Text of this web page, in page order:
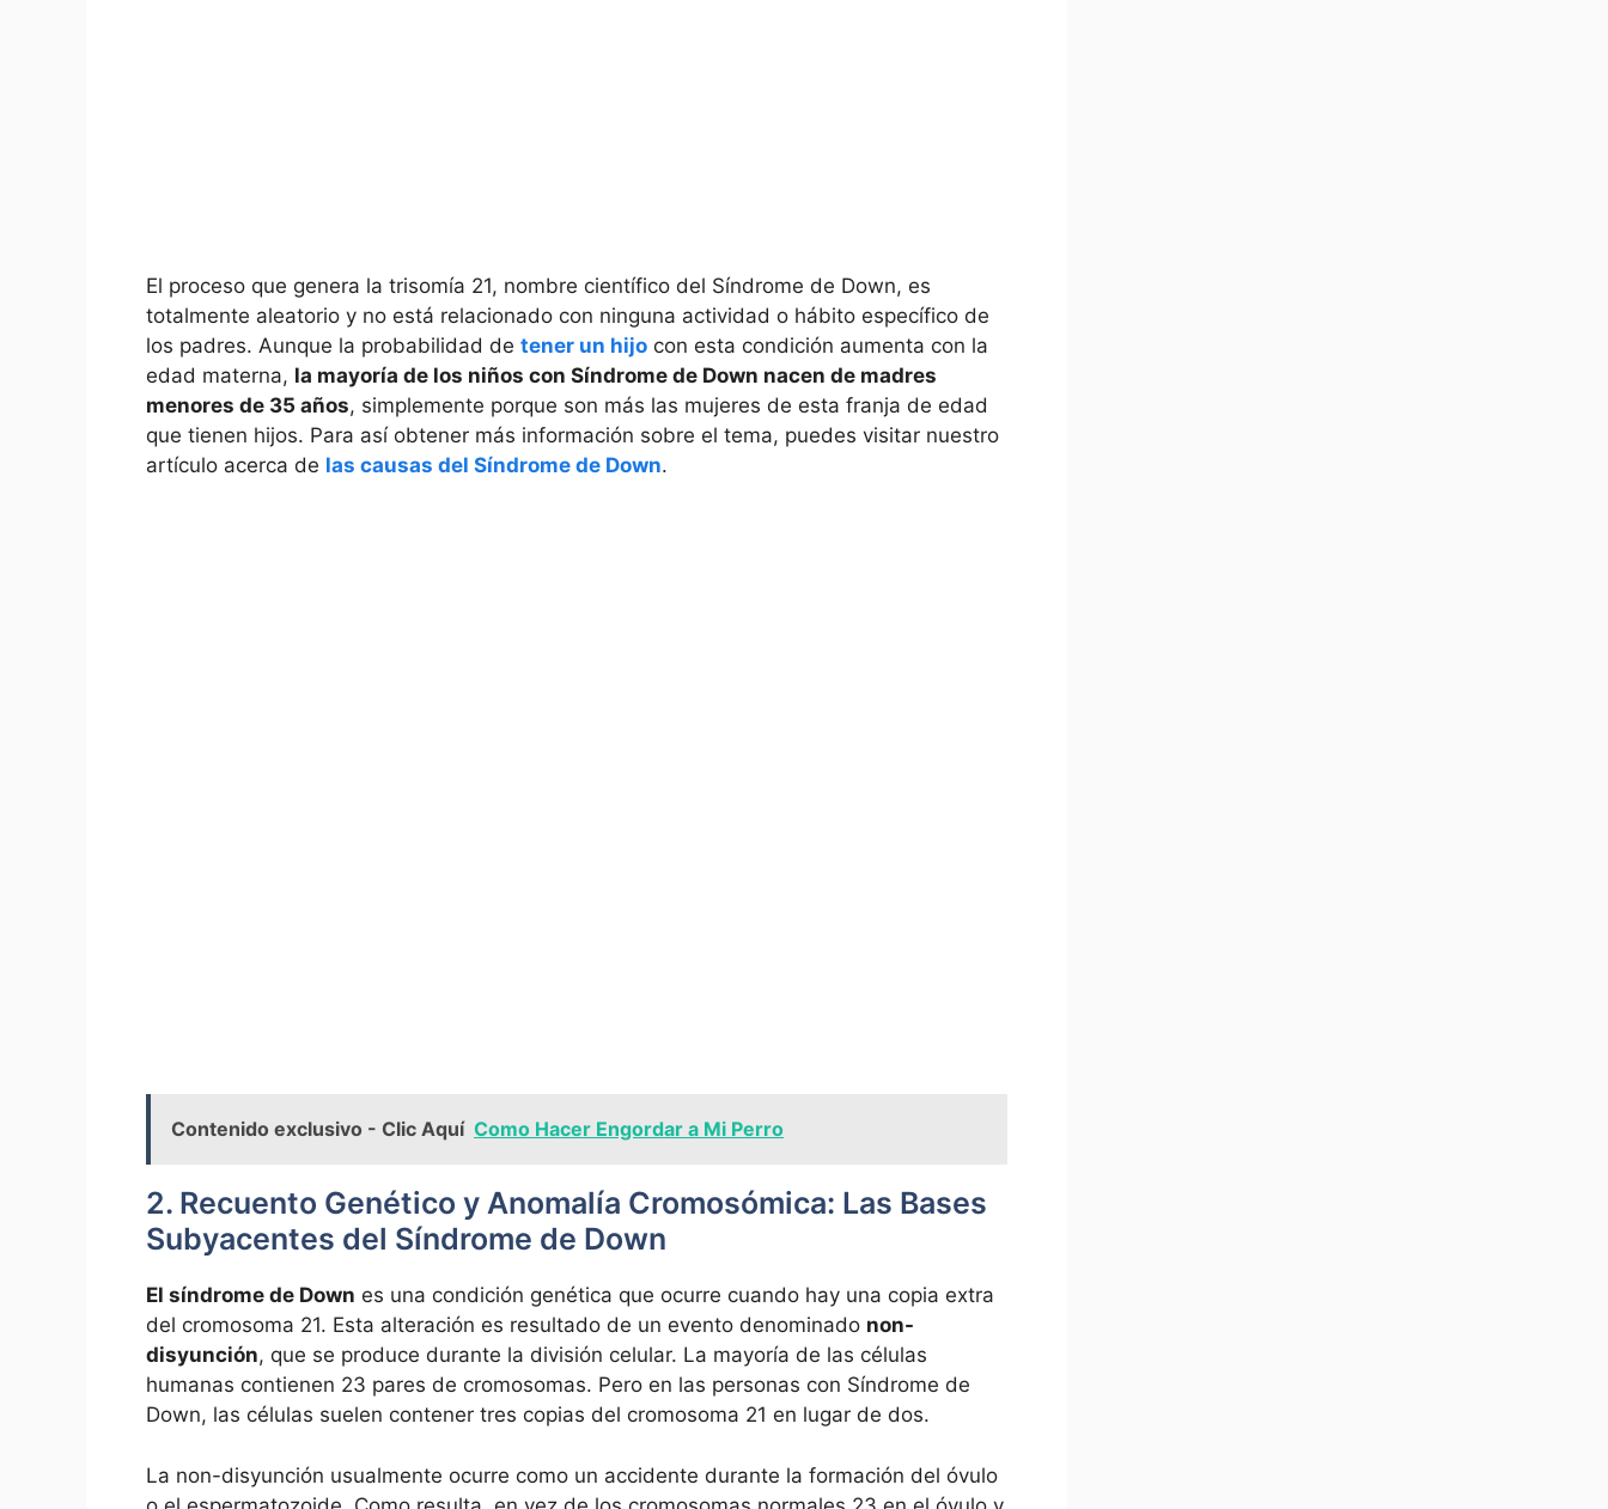
El proceso‌ que⁢ genera ‌la trisomía 21, nombre científico del Síndrome de Down, es
totalmente aleatorio‍ y no está relacionado con ninguna actividad o hábito específico de
⁤los padres. Aunque la probabilidad de tener un hijo con esta condición aumenta con la
edad materna, la mayoría de los niños ⁤con Síndrome de Down⁢ nacen ‍de​ madres​
menores de 35 años, ​simplemente porque​ son más las mujeres de esta franja de edad
que tienen hijos. Para así obtener más información sobre el tema,⁢ puedes visitar nuestro
artículo acerca de‌ las⁣ causas del Síndrome de⁣ Down.
Contenido exclusivo - Clic Aquí Como Hacer Engordar a Mi Perro
2. Recuento Genético y Anomalía Cromosómica:⁤ Las Bases
Subyacentes del Síndrome de Down
El⁣ síndrome de Down es⁤ una condición genética que ⁣ocurre cuando hay una copia extra
del ⁣cromosoma 21.⁢ Esta⁣ alteración es⁣ resultado de un evento denominado non-
disyunción, que se produce durante la división ‍celular. La mayoría de las ‍células
humanas contienen 23 pares de cromosomas. Pero en las⁤ personas​ con ⁢Síndrome de
Down, las células suelen contener tres copias del cromosoma‌ 21 en lugar de dos.
La non-disyunción usualmente ocurre como un accidente durante la ⁣formación del óvulo